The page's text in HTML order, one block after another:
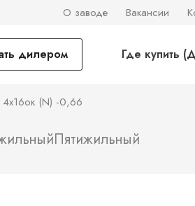
О заводе Вакансии
дилером Где купить
4х16ок (N) -0,66
Пятижильный